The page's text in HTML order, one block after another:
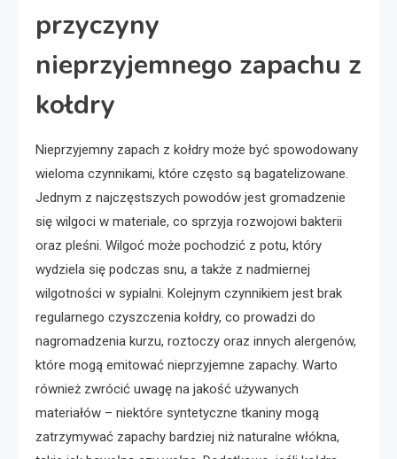
przyczyny
nieprzyjemnego zapachu z
kołdry
Nieprzyjemny zapach z kołdry może być spowodowany
wieloma czynnikami, które często są bagatelizowane.
Jednym z najczęstszych powodów jest gromadzenie
się wilgoci w materiale, co sprzyja rozwojowi bakterii
oraz pleśni. Wilgoć może pochodzić z potu, który
wydziela się podczas snu, a także z nadmiernej
wilgotności w sypialni. Kolejnym czynnikiem jest brak
regularnego czyszczenia kołdry, co prowadzi do
nagromadzenia kurzu, roztoczy oraz innych alergenów,
które mogą emitować nieprzyjemne zapachy. Warto
również zwrócić uwagę na jakość używanych
materiałów – niektóre syntetyczne tkaniny mogą
zatrzymywać zapachy bardziej niż naturalne włókna,